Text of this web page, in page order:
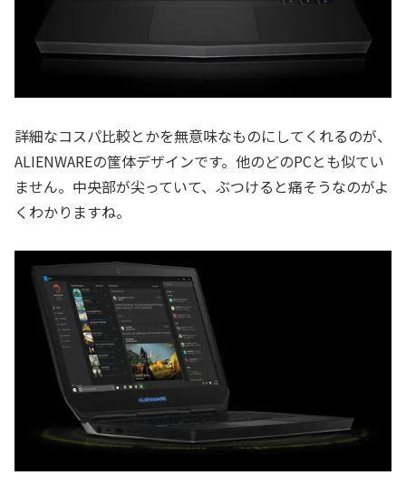
詳細なコスパ比較とかを無意味なものにしてくれるのが、
ALIENWAREの筺体デザインです。他のどのPCとも似てい
ません。中央部が尖っていて、ぶつけると痛そうなのがよ
くわかりますね。